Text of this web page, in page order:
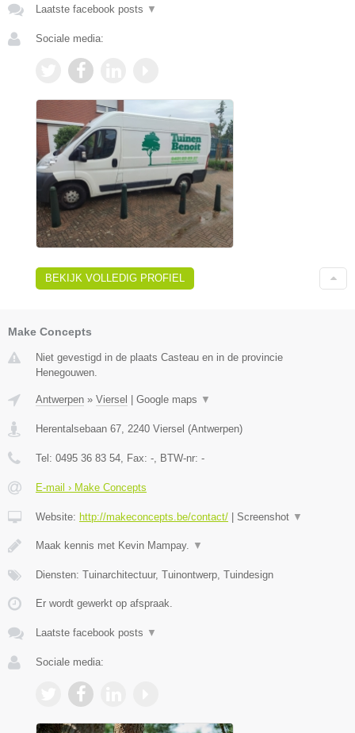
Laatste facebook posts ▼
Sociale media:
BEKIJK VOLLEDIG PROFIEL
Make Concepts
Niet gevestigd in de plaats Casteau en in de provincie
Henegouwen.
Antwerpen » Viersel | Google maps ▼
Herentalsebaan 67 2240 Viersel (Antwerpen)
Tel: 0495 36 83 54 , Fax: - , BTW-nr: -
E-mail › Make Concepts
Website: http://makeconcepts.be/contact/ | Screenshot ▼
Maak kennis met Kevin Mampay. ▼
Diensten: Tuinarchitectuur, Tuinontwerp, Tuindesign
Er wordt gewerkt op afspraak.
Laatste facebook posts ▼
Sociale media: